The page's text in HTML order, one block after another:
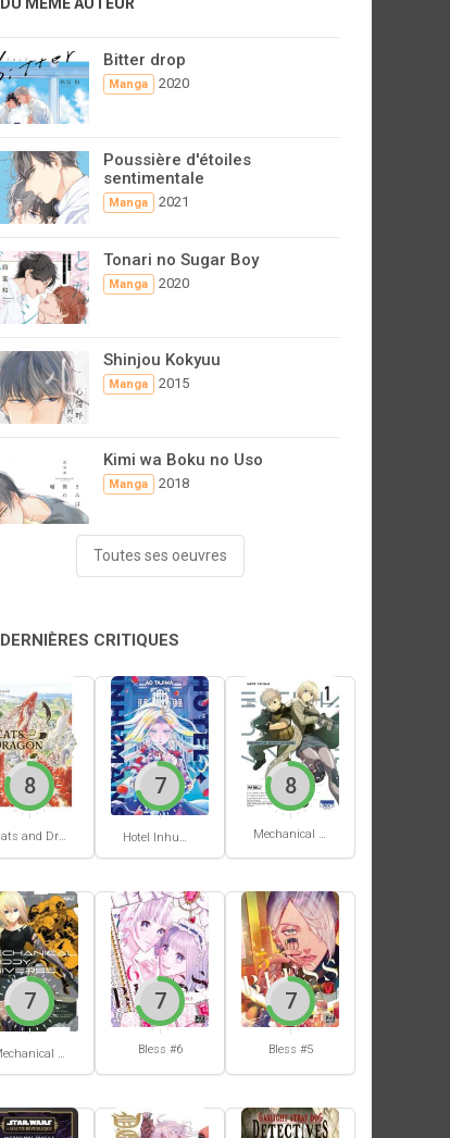
Bitter drop
Manga 2020
Poussière d'étoiles
sentimentale
Manga 2021
Tonari no Sugar Boy
Manga 2020
Shinjou Kokyuu
Manga 2015
Kimi wa Boku no Uso
Manga 2018
Toutes ses oeuvres
DERNIÈRES CRITIQUES
Cats and Dragon #3
8
Hotel Inhumans #1
7
Mechanical Buddy Universe #1
8
Mechanical Buddy Universe #0
7
Bless #6
7
Bless #5
7